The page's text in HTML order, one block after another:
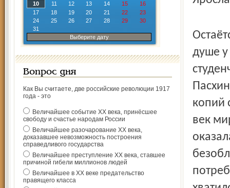
10
11 12 13 14 15
16
17
18 19 20 21 22
23
24
25 26 27 28 29
30
31
Выберите дату
Вопрос дня
Как Вы считаете, две российские революции 1917
года - это
Величайшее событие ХХ века, принёсшее
свободу и счастье народам России
Величайшее разочарование ХХ века,
доказавшее невозможность построения
справедливого государства
Величайшее преступление ХХ века, ставшее
причиной гибели миллионов людей
Величайшее в ХХ веке предательство
правящего класса
душе у
копий
век